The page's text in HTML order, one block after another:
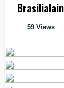
59 Views